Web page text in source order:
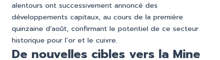
alentours ont successivement annoncé des
développements capitaux, au cours de la première
quinzaine d’août, confirmant le potentiel de ce secteur
historique pour l’or et le cuivre.
De nouvelles cibles vers la Mine